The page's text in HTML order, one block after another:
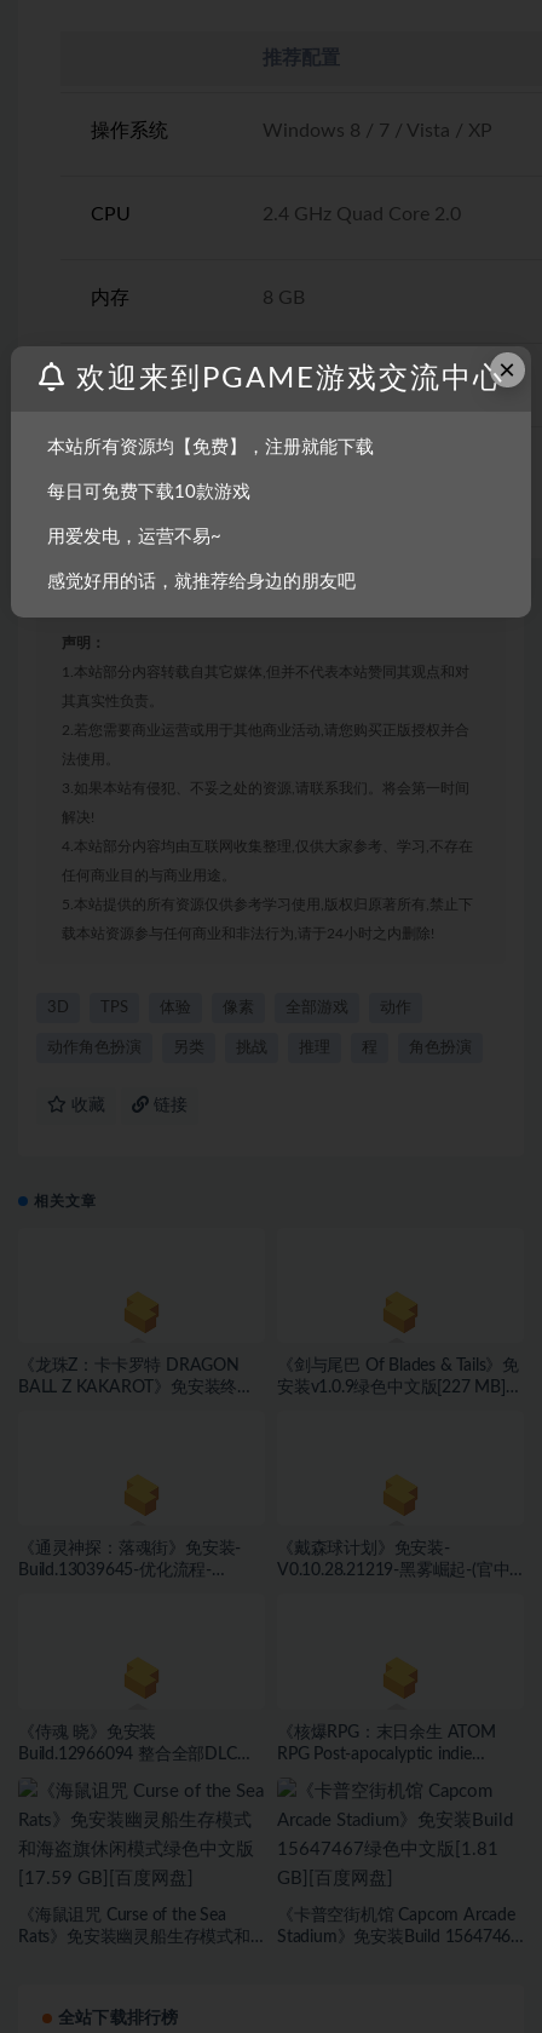
操作系统
CPU
内存
显卡
推荐配置
Windows 8 / 7 / Vista / XP
2.4 GHz Quad Core 2.0
8 GB
Intel HD Graphics 4000或更好
声明：
1.本站部分内容转载自其它媒体,但并不代表本站赞同其观点和对
其真实性负责。
2.若您需要商业运营或用于其他商业活动,请您购买正版授权并合
法使用。
3.如果本站有侵犯、不妥之处的资源,请联系我们。将会第一时间
解决!
4.本站部分内容均由互联网收集整理,仅供大家参考、学习,不存在
任何商业目的与商业用途。
5.本站提供的所有资源仅供参考学习使用,版权归原著所有,禁止下
载本站资源参与任何商业和非法行为,请于24小时之内删除!
3D TPS 体验 像素 全部游戏 动作
动作角色扮演 另类 挑战 推理 程 角色扮演
收藏 链接
相关文章
《龙珠Z：卡卡罗特 DRAGON
BALL Z KAKAROT》免安装终极
《剑与尾巴 Of Blades & Tails》免
安装v1.0.9绿色中文版[227 MB]
《通灵神探：落魂街》免安装-
Build.13039645-优化流程-
《戴森球计划》免安装-
V0.10.28.21219-黑雾崛起-(官中)
《侍魂 晓》免安装
Build.12966094 整合全部DLC绿
《核爆RPG：末日余生 ATOM
RPG Post-apocalyptic indie
[5.59 GB][百度网盘]
《海鼠诅咒 Curse of the Sea
Rats》免安装幽灵船生存模式和
《卡普空街机馆 Capcom Arcade
Stadium》免安装Build 15647467
全站下载排行榜
×
欢迎来到PGAME游戏交流中心
本站所有资源均【免费】，注册就能下载
每日可免费下载10款游戏
用爱发电，运营不易~
感觉好用的话，就推荐给身边的朋友吧